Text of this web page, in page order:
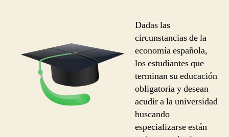
Dadas las
circunstancias de la
economía española,
los estudiantes que
terminan su educación
obligatoria y desean
acudir a la universidad
buscando
especializarse están